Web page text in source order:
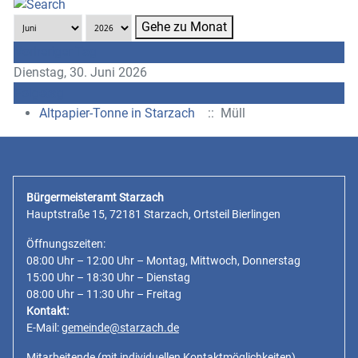
Gehe zu Monat
Dienstag, 30. Juni 2026
Altpapier-Tonne in Starzach
:: Müll
Bürgermeisteramt Starzach
Hauptstraße 15, 72181 Starzach, Ortsteil Bierlingen
Öffnungszeiten:
08:00 Uhr – 12:00 Uhr – Montag, Mittwoch, Donnerstag
15:00 Uhr – 18:30 Uhr – Dienstag
08:00 Uhr – 11:30 Uhr – Freitag
Kontakt:
E-Mail:gemeinde@starzach.de